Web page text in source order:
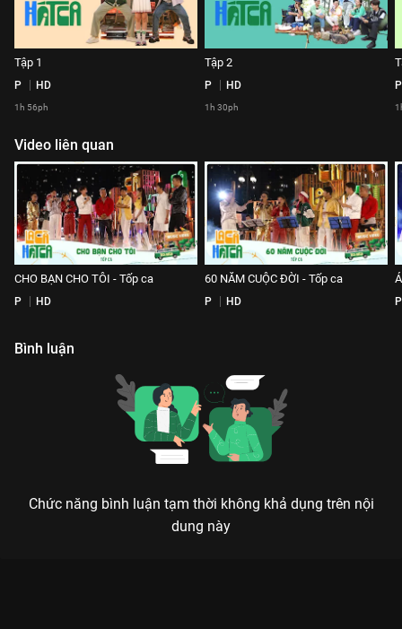
Tập 1
P HD
1h 56ph
Tập 2
P HD
1h 30ph
P
Video liên quan
CHO BẠN CHO TÔI - Tốp ca
P HD
60 NĂM CUỘC ĐỜI - Tốp ca
P HD P
Bình luận
Chức năng bình luận tạm thời không khả dụng trên nội
dung này